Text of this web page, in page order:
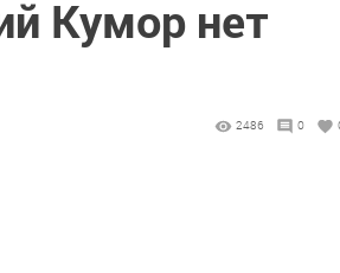
Кумор нет
2486 0